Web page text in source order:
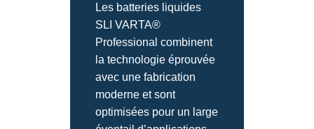
Les batteries liquides
SLI VARTA®
Professional combinent
la technologie éprouvée
avec une fabrication
moderne et sont
optimisées pour un large